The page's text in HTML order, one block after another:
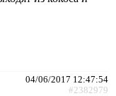
04/06/2017 12:47:54
#2382979